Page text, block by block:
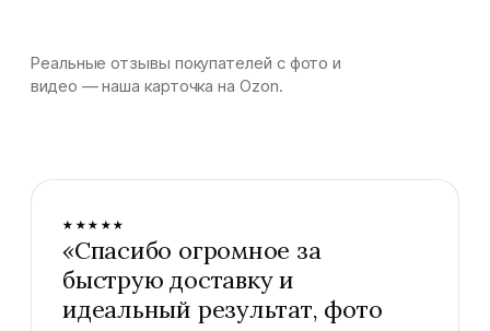
Реальные отзывы покупателей с фото и
видео — наша карточка на Ozon.
★★★★★
«Спасибо огромное за
быструю доставку и
идеальный результат, фото